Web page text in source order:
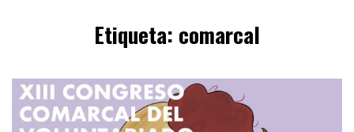
Etiqueta: comarcal